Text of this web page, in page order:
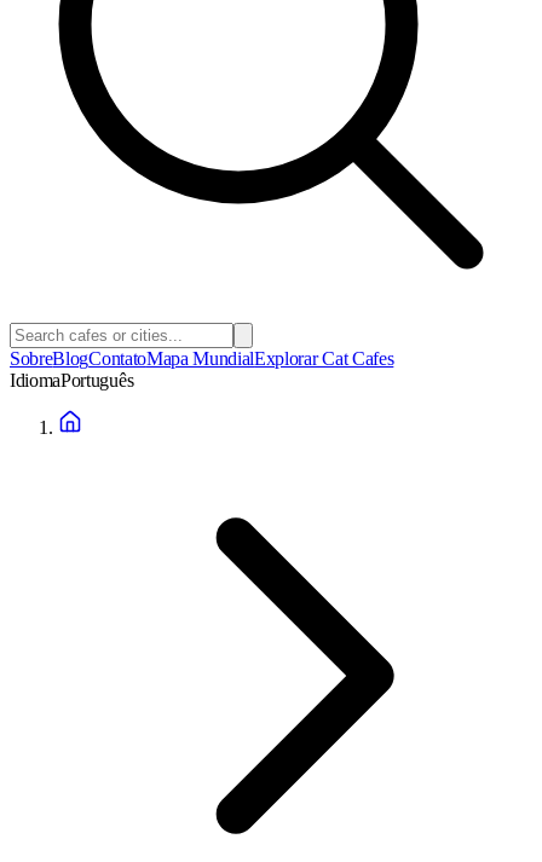
SobreBlogContatoMapa MundialExplorar Cat Cafes
IdiomaPortuguês